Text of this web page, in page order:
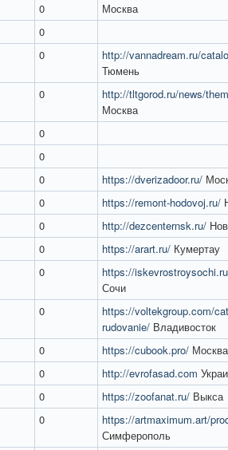
0
Москва
0
0
http://vannadream.ru/
Тюмень
0
http://tltgorod.ru/news/
Москва
0
0
0 https://dverizadoor.ru/
0 https://remont-hodovoj.ru/
0 http://dezcenternsk.ru/
0 https://arart.ru/ Кумертау
0
https://
Сочи
0
https://voltekgroup.com/
rudovanie/ Владивосток
0 https://cubook.pro/ Москва
0 http://evrofasad.com
0 https://zoofanat.ru/ Выкса
0
https://artmaximum.art/
Симферополь